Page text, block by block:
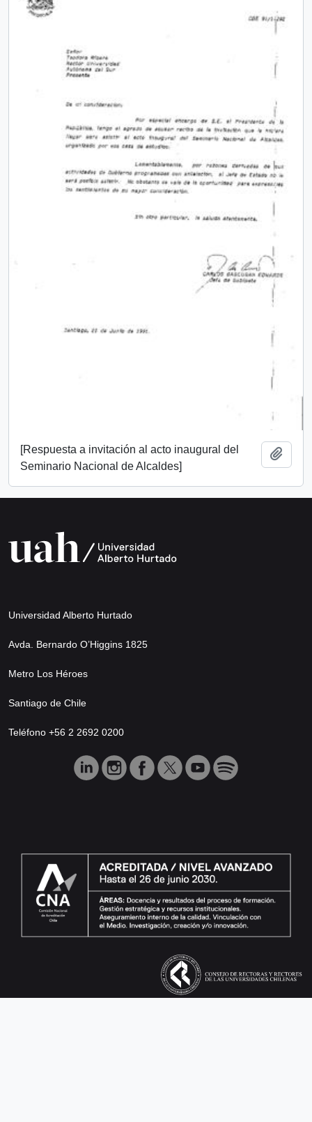
[Respuesta a invitación al acto inaugural del
Seminario Nacional de Alcaldes]
Universidad Alberto Hurtado
Avda. Bernardo O’Higgins 1825
Metro Los Héroes
Santiago de Chile
Teléfono +56 2 2692 0200